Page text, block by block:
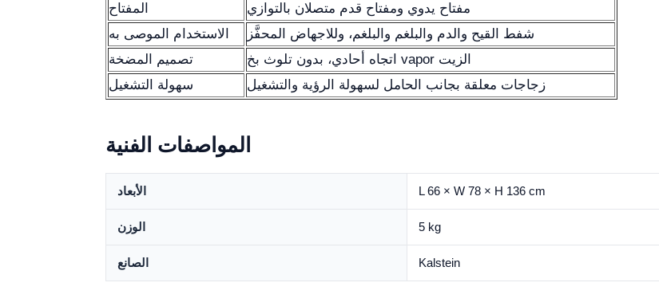
المفتاح
مفتاح يدوي ومفتاح قدم متصلان بالتوازي
الاستخدام الموصى به
شفط القيح والدم والبلغم والبلغم، وللاجهاض المحفَّز
تصميم المضخة
اتجاه أحادي، بدون تلوث بخ vapor الزيت
سهولة التشغيل
زجاجات معلقة بجانب الحامل لسهولة الرؤية والتشغيل
المواصفات الفنية
الأبعاد L 66 × W 78 × H 136 cm
الوزن 5 kg
الصانع Kalstein